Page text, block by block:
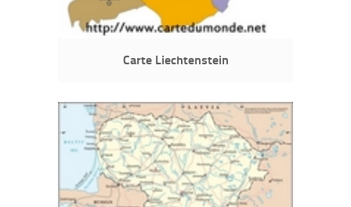
Carte Liechtenstein